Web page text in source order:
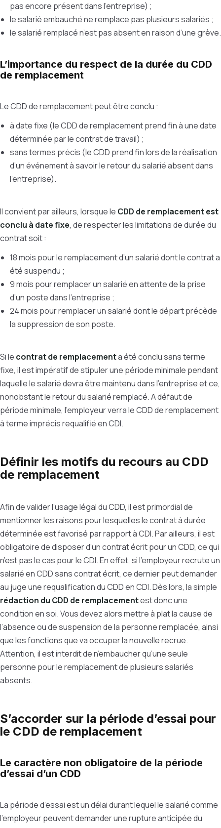
pas encore présent dans l’entreprise) ;
le salarié embauché ne remplace pas plusieurs salariés ;
le salarié remplacé n’est pas absent en raison d’une grève.
L’importance du respect de la durée du CDD
de remplacement
Le CDD de remplacement peut être conclu :
à date fixe (le CDD de remplacement prend fin à une date
déterminée par le contrat de travail) ;
sans termes précis (le CDD prend fin lors de la réalisation
d’un événement à savoir le retour du salarié absent dans
l’entreprise).
Il convient par ailleurs, lorsque le CDD de remplacement est
conclu à date fixe, de respecter les limitations de durée du
contrat soit :
18 mois pour le remplacement d’un salarié dont le contrat a
été suspendu ;
9 mois pour remplacer un salarié en attente de la prise
d’un poste dans l’entreprise ;
24 mois pour remplacer un salarié dont le départ précède
la suppression de son poste.
Si le contrat de remplacementa été conclu sans terme
fixe, il est impératif de stipuler une période minimale pendant
laquelle le salarié devra être maintenu dans l’entreprise et ce,
nonobstant le retour du salarié remplacé. A défaut de
période minimale, l’employeur verra le CDD de remplacement
à terme imprécis requalifié en CDI.
Définir les motifs du recours au CDD
de remplacement
Afin de valider l’usage légal du CDD, il est primordial de
mentionner les raisons pour lesquelles le contrat à durée
déterminée est favorisé par rapport à CDI. Par ailleurs, il est
obligatoire de disposer d’un contrat écrit pour un CDD, ce qui
n’est pas le cas pour le CDI. En effet, si l’employeur recrute un
salarié en CDD sans contrat écrit, ce dernier peut demander
au juge une requalification du CDD en CDI. Dès lors, la simple
rédaction du CDD de remplacementest donc une
condition en soi. Vous devez alors mettre à plat la cause de
l’absence ou de suspension de la personne remplacée, ainsi
que les fonctions que va occuper la nouvelle recrue.
Attention, il est interdit de n’embaucher qu’une seule
personne pour le remplacement de plusieurs salariés
absents.
S’accorder sur la période d’essai pour
le CDD de remplacement
Le caractère non obligatoire de la période
d’essai d’un CDD
La période d’essai est un délai durant lequel le salarié comme
l’employeur peuvent demander une rupture anticipée du